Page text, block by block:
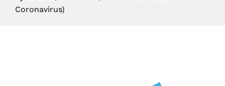
Coronavirus)